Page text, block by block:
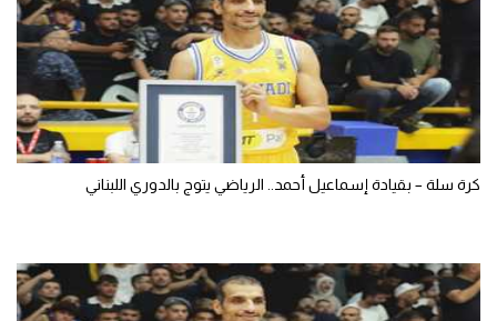
كرة سلة – بقيادة إسماعيل أحمد.. الرياضي يتوج بالدوري اللبناني